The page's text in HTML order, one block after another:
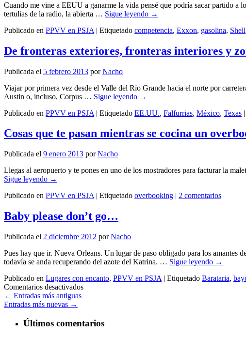
Cuando me vine a EEUU a ganarme la vida pensé que podría sacar partido a
tertulias de la radio, la abierta … Sigue leyendo →
Publicado en PPVV en PSJA | Etiquetado competencia, Exxon, gasolina, Shell
De fronteras exteriores, fronteras interiores y
Publicada el 5 febrero 2013 por Nacho
Viajar por primera vez desde el Valle del Río Grande hacia el norte por
Austin o, incluso, Corpus … Sigue leyendo →
Publicado en PPVV en PSJA | Etiquetado EE.UU., Falfurrias, México, Texas |
Cosas que te pasan mientras se cocina un
Publicada el 9 enero 2013 por Nacho
Llegas al aeropuerto y te pones en uno de los mostradores para facturar la
Sigue leyendo →
Publicado en PPVV en PSJA | Etiquetado overbooking | 2 comentarios
Baby please don’t go…
Publicada el 2 diciembre 2012 por Nacho
Pues hay que ir. Nueva Orleans. Un lugar de paso obligado para los
todavía se anda recuperando del azote del Katrina. … Sigue leyendo →
Publicado en Lugares con encanto, PPVV en PSJA | Etiquetado Barataria,
Comentarios desactivadosen
go…
← Entradas más antiguas
Entradas más nuevas →
Últimos comentarios